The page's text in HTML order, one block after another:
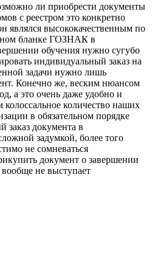
ли приобрести документы
с реестром это конкретно
являлся высококачественным по
бланке ГОЗНАК в
обучения нужно сугубо
индивидуальный заказ на
задачи нужно лишь
Конечно же, веским нюансом
а это очень даже удобно и
количество наших
в обязательном порядке
заказ документа в
задумкой, более того
не сомневаться
документ о завершении
не выступает